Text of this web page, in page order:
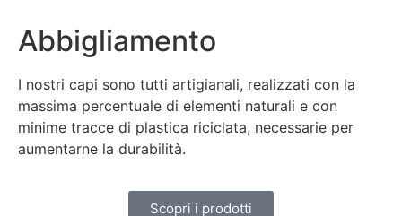
Abbigliamento
I nostri capi sono tutti artigianali, realizzati con la
massima percentuale di elementi naturali e con
minime tracce di plastica riciclata, necessarie per
aumentarne la durabilità.
Scopri i prodotti